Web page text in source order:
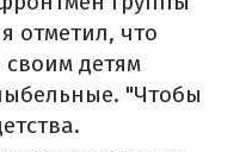
отметил, что
детям
"Чтобы